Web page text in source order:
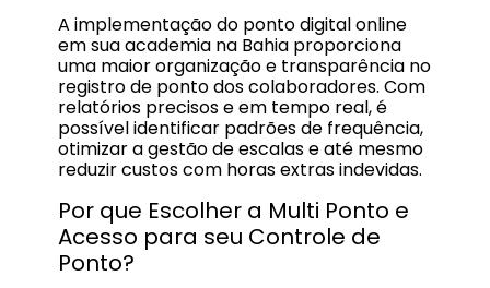
A implementação do ponto digital online
em sua academia na Bahia proporciona
uma maior organização e transparência no
registro de ponto dos colaboradores. Com
relatórios precisos e em tempo real, é
possível identificar padrões de frequência,
otimizar a gestão de escalas e até mesmo
reduzir custos com horas extras indevidas.
Por que Escolher a Multi Ponto e
Acesso para seu Controle de
Ponto?